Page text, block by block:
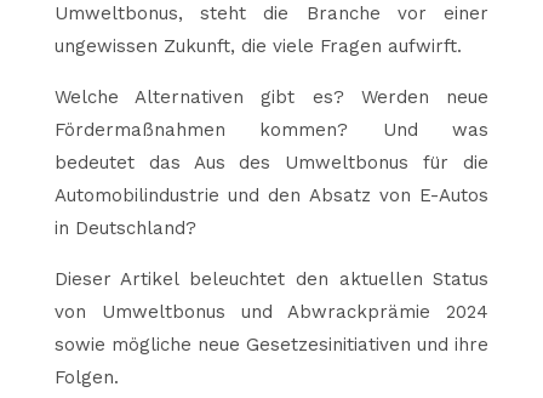
Umweltbonus, steht die Branche vor einer
ungewissen Zukunft, die viele Fragen aufwirft.
Welche Alternativen gibt es? Werden neue
Fördermaßnahmen kommen? Und was
bedeutet das Aus des Umweltbonus für die
Automobilindustrie und den Absatz von E-Autos
in Deutschland?
Dieser Artikel beleuchtet den aktuellen Status
von Umweltbonus und Abwrackprämie 2024
sowie mögliche neue Gesetzesinitiativen und ihre
Folgen.